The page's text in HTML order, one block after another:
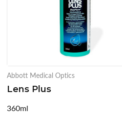
Abbott Medical Optics
Lens Plus
360ml